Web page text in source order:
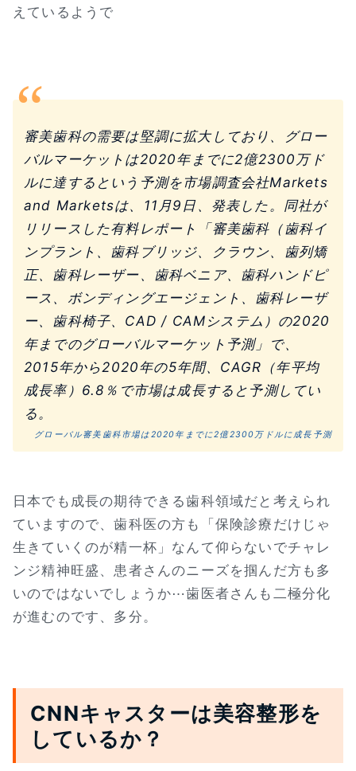
えているようで
審美歯科の需要は堅調に拡大しており、グロー
バルマーケットは2020年までに2億2300万ド
ルに達するという予測を市場調査会社Markets
and Marketsは、11月9日、発表した。同社が
リリースした有料レポート「審美歯科（歯科イ
ンプラント、歯科ブリッジ、クラウン、歯列矯
正、歯科レーザー、歯科ベニア、歯科ハンドピ
ース、ボンディングエージェント、歯科レーザ
ー、歯科椅子、CAD / CAMシステム）の2020
年までのグローバルマーケット予測」で、
2015年から2020年の5年間、CAGR（年平均
成長率）6.8％で市場は成長すると予測してい
る。
グローバル審美歯科市場は2020年までに2億2300万ドルに成長予測
日本でも成長の期待できる歯科領域だと考えられ
ていますので、歯科医の方も「保険診療だけじゃ
生きていくのが精一杯」なんて仰らないでチャレ
ンジ精神旺盛、患者さんのニーズを掴んだ方も多
いのではないでしょうか⋯歯医者さんも二極分化
が進むのです、多分。
CNNキャスターは美容整形を
しているか？